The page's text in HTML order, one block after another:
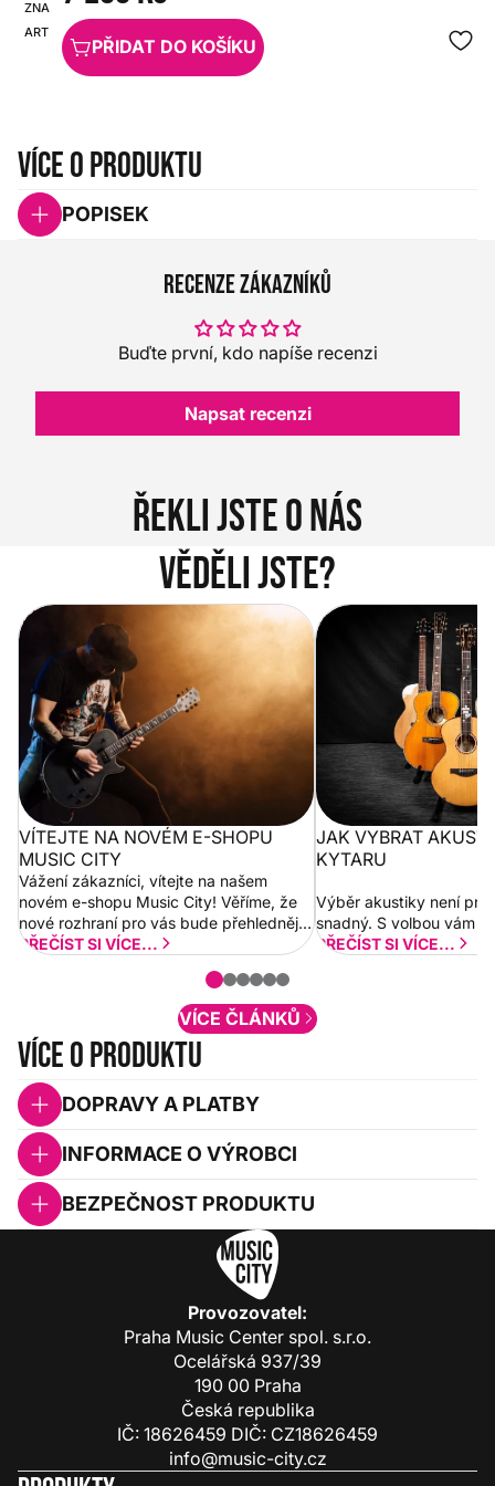
ZNAČKA:
ART
SKU:
PŘIDAT DO KOŠÍKU
Více o produktu
POPISEK
Recenze zákazníků
Buďte první, kdo napíše recenzi
Napsat recenzi
Řekli jste o nás
Věděli jste?
Vítejte na novém e-shopu Music
City
VÍTEJTE NA NOVÉM E-SHOPU
MUSIC CITY
Vážení zákazníci, vítejte na našem
novém e-shopu Music City! Věříme, že
nové rozhraní pro vás bude přehlednější
a rychlejší. Postupně budeme přidávat
PŘEČÍST SI VÍCE...
Jak vybrat
JAK VYBRAT
KYTARU
Výběr akustiky není pro
snadný. S volbou vám
PŘEČÍST SI VÍCE...
VÍCE ČLÁNKŮ
Více o produktu
DOPRAVY A PLATBY
INFORMACE O VÝROBCI
BEZPEČNOST PRODUKTU
Provozovatel:
Praha Music Center spol. s.r.o.
Ocelářská 937/39
190 00 Praha
Česká republika
IČ: 18626459 DIČ: CZ18626459
info@music-city.cz